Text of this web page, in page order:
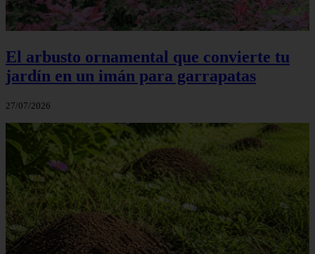
El arbusto ornamental que convierte tu
jardín en un imán para garrapatas
27/07/2026